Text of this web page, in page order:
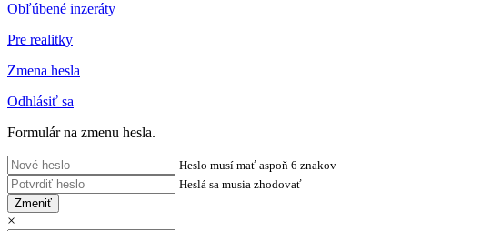
Obľúbené inzeráty
Pre realitky
Zmena hesla
Odhlásiť sa
Formulár na zmenu hesla.
Heslo musí mať aspoň 6 znakov
Heslá sa musia zhodovať
Zmeniť
×